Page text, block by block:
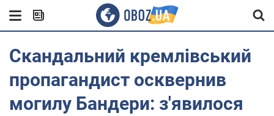
Скандальний кремлівський
пропагандист осквернив
могилу Бандери: з'явилося